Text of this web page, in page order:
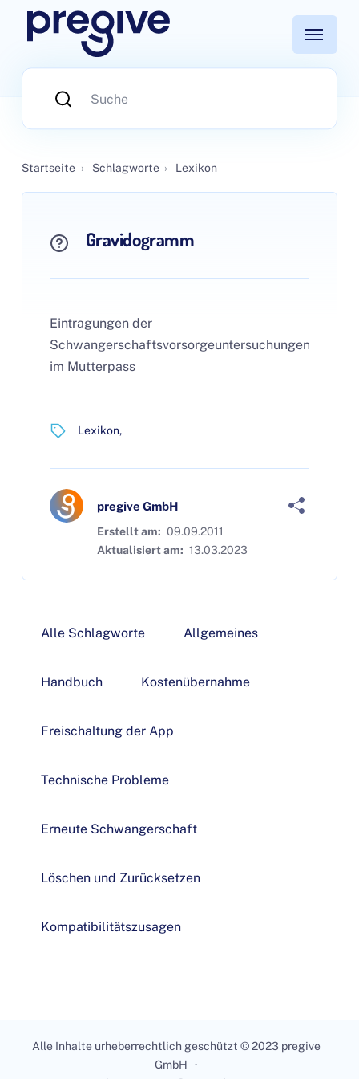
Startseite › Schlagworte › Lexikon
Gravidogramm
Eintragungen der
Schwangerschaftsvorsorgeuntersuchungen
im Mutterpass
Lexikon
pregive GmbH
Erstellt am: 09.09.2011
Aktualisiert am: 13.03.2023
Alle Schlagworte Allgemeines
Handbuch Kostenübernahme
Freischaltung der App
Technische Probleme
Erneute Schwangerschaft
Löschen und Zurücksetzen
Kompatibilitätszusagen
Alle Inhalte urheberrechtlich geschützt © 2023 pregive
GmbH